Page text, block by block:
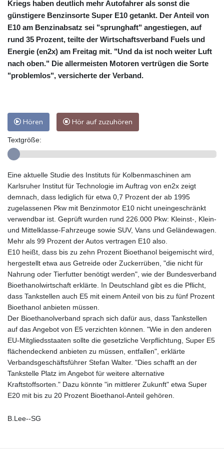
Kriegs haben deutlich mehr Autofahrer als sonst die
günstigere Benzinsorte Super E10 getankt. Der Anteil von
E10 am Benzinabsatz sei "sprunghaft" angestiegen, auf
rund 35 Prozent, teilte der Wirtschaftsverband Fuels und
Energie (en2x) am Freitag mit. "Und da ist noch weiter Luft
nach oben." Die allermeisten Motoren vertrügen die Sorte
"problemlos", versicherte der Verband.
Hören Hör auf zuzuhören
Textgröße:
Eine aktuelle Studie des Instituts für Kolbenmaschinen am
Karlsruher Institut für Technologie im Auftrag von en2x zeigt
demnach, dass lediglich für etwa 0,7 Prozent der ab 1995
zugelassenen Pkw mit Benzinmotor E10 nicht uneingeschränkt
verwendbar ist. Geprüft wurden rund 226.000 Pkw: Kleinst-, Klein-
und Mittelklasse-Fahrzeuge sowie SUV, Vans und Geländewagen.
Mehr als 99 Prozent der Autos vertragen E10 also.
E10 heißt, dass bis zu zehn Prozent Bioethanol beigemischt wird,
hergestellt etwa aus Getreide oder Zuckerrüben, "die nicht für
Nahrung oder Tierfutter benötigt werden", wie der Bundesverband
Bioethanolwirtschaft erklärte. In Deutschland gibt es die Pflicht,
dass Tankstellen auch E5 mit einem Anteil von bis zu fünf Prozent
Bioethanol anbieten müssen.
Der Bioethanolverband sprach sich dafür aus, dass Tankstellen
auf das Angebot von E5 verzichten können. "Wie in den anderen
EU-Mitgliedsstaaten sollte die gesetzliche Verpflichtung, Super E5
flächendeckend anbieten zu müssen, entfallen", erklärte
Verbandsgeschäftsführer Stefan Walter. "Dies schafft an der
Tankstelle Platz im Angebot für weitere alternative
Kraftstoffsorten." Dazu könnte "in mittlerer Zukunft" etwa Super
E20 mit bis zu 20 Prozent Bioethanol-Anteil gehören.
B.Lee--SG